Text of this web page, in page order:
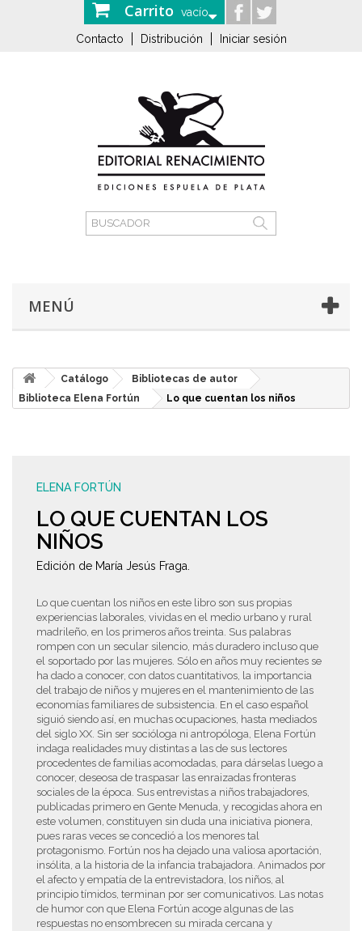
Carrito vacío
Contacto Distribución Iniciar sesión
MENÚ
Catálogo
Bibliotecas de autor
Biblioteca Elena Fortún
Lo que cuentan los niños
ELENA FORTÚN
LO QUE CUENTAN LOS
NIÑOS
Edición de María Jesús Fraga.
Lo que cuentan los niños en este libro son sus propias
experiencias laborales, vividas en el medio urbano y rural
madrileño, en los primeros años treinta. Sus palabras
rompen con un secular silencio, más duradero incluso que
el soportado por las mujeres. Sólo en años muy recientes se
ha dado a conocer, con datos cuantitativos, la importancia
del trabajo de niños y mujeres en el mantenimiento de las
economías familiares de subsistencia. En el caso español
siguió siendo así, en muchas ocupaciones, hasta mediados
del siglo XX. Sin ser socióloga ni antropóloga, Elena Fortún
indaga realidades muy distintas a las de sus lectores
procedentes de familias acomodadas, para dárselas luego a
conocer, deseosa de traspasar las enraizadas fronteras
sociales de la época. Sus entrevistas a niños trabajadores,
publicadas primero en Gente Menuda, y recogidas ahora en
este volumen, constituyen sin duda una iniciativa pionera,
pues raras veces se concedió a los menores tal
protagonismo. Fortún nos ha dejado una valiosa aportación,
insólita, a la historia de la infancia trabajadora. Animados por
el afecto y empatía de la entrevistadora, los niños, al
principio tímidos, terminan por ser comunicativos. Las notas
de humor con que Elena Fortún acoge algunas de las
respuestas no ensombrecen su mirada cercana y